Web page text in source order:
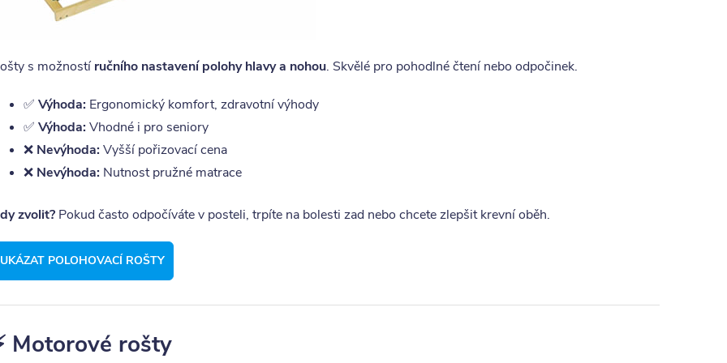
s možnostíručního nastavení polohy hlavy a nohou. Skvělé pro pohodlné čtení nebo odpočinek.
✅ Výhoda: Ergonomický komfort, zdravotní výhody
✅ Výhoda:Vhodné i pro seniory
❌ Nevýhoda:Vyšší pořizovací cena
❌ Nevýhoda: Nutnost pružné matrace
zvolit? Pokud často odpočíváte v posteli, trpíte na bolesti zad nebo chcete zlepšit krevní oběh.
UKÁZAT POLOHOVACÍ ROŠTY
Motorové rošty